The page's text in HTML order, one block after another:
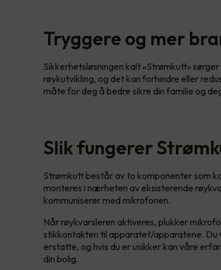
Tryggere og mer
Sikkerhetsløsningen kalt «Strømkutt»
røykutvikling, og det kan forhindre eller
måte for deg å bedre sikre din familie og
Slik fungerer
Strømkutt består av to komponenter som
monteres i nærheten av eksisterende
kommuniserer med mikrofonen.
Når røykvarsleren aktiveres, plukker
stikkontakten til apparatet/apparatene. Du
erstatte, og hvis du er usikker kan våre
din bolig.